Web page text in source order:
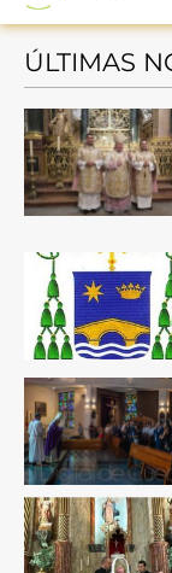
ÚLTIMAS